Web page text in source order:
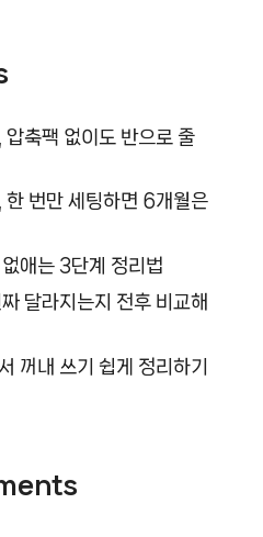
압축팩 없이도 반으로 줄
한 번만 세팅하면 6개월은
애는 3단계 정리법
달라지는지 전후 비교해
꺼내 쓰기 쉽게 정리하기